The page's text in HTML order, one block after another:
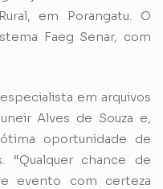
em Porangatu. O
Faeg Senar, com
em arquivos
Alves de Souza e,
oportunidade de
“Qualquer chance de
evento com certeza